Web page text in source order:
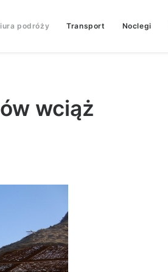
podróży Transport Noclegi
wciąż